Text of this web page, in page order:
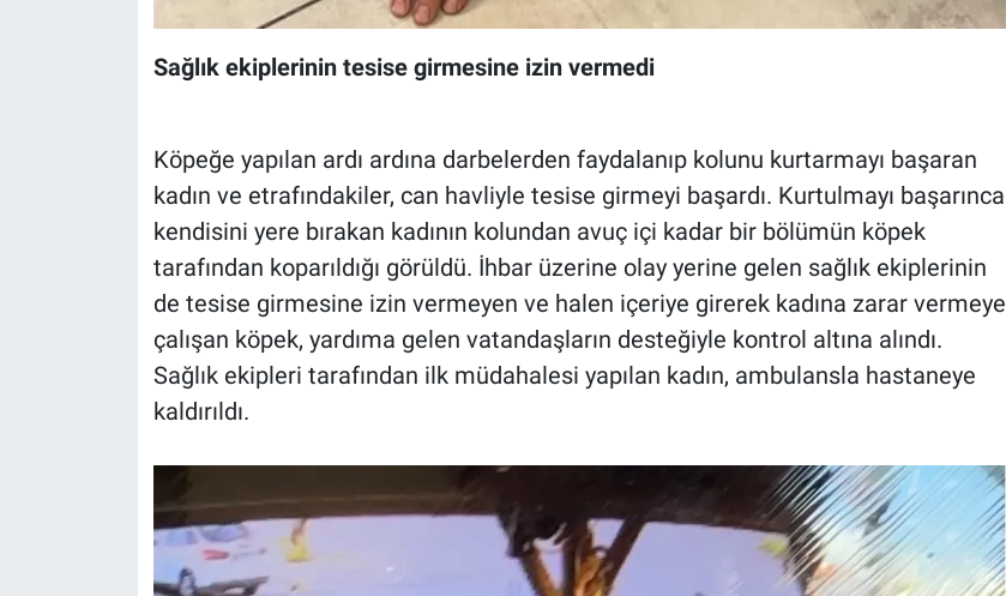
Sağlık ekiplerinin tesise girmesine izin vermedi
Köpeğe yapılan ardı ardına darbelerden faydalanıp kolunu kurtarmayı başaran
kadın ve etrafındakiler, can havliyle tesise girmeyi başardı. Kurtulmayı başarınca
kendisini yere bırakan kadının kolundan avuç içi kadar bir bölümün köpek
tarafından koparıldığı görüldü. İhbar üzerine olay yerine gelen sağlık ekiplerinin
de tesise girmesine izin vermeyen ve halen içeriye girerek kadına zarar vermeye
çalışan köpek, yardıma gelen vatandaşların desteğiyle kontrol altına alındı.
Sağlık ekipleri tarafından ilk müdahalesi yapılan kadın, ambulansla hastaneye
kaldırıldı.